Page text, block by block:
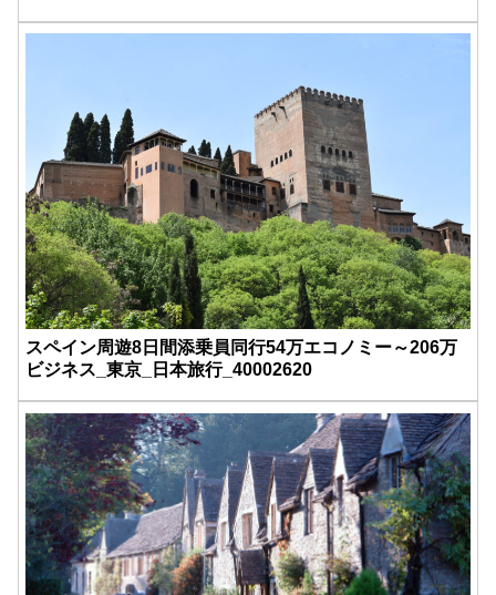
スペイン周遊8日間添乗員同行54万エコノミー～206万
ビジネス_東京_日本旅行_40002620